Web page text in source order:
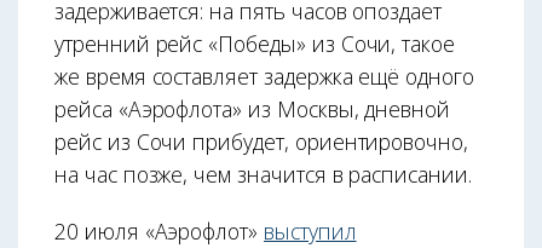
задерживается: на пять часов опоздает
утренний рейс «Победы» из Сочи, такое
же время составляет задержка ещё одного
рейса «Аэрофлота» из Москвы, дневной
рейс из Сочи прибудет, ориентировочно,
на час позже, чем значится в расписании.
20 июля «Аэрофлот» выступил